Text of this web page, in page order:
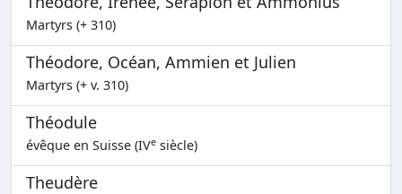
Martyrs (+ 310)
Théodore, Océan, Ammien et Julien
Martyrs (+ v. 310)
Théodule
évêque en Suisse (IVe siècle)
Theudère